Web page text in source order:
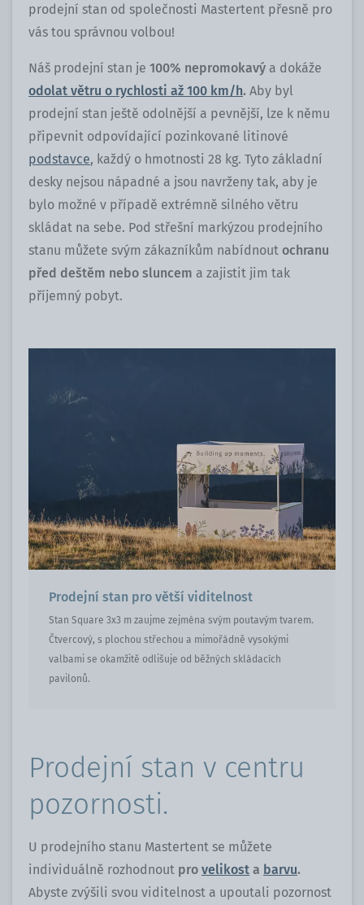
prodejní stan od společnosti Mastertent přesně pro
vás tou správnou volbou!
Náš prodejní stan je 100% nepromokavý a dokáže
odolat větru o rychlosti až 100 km/h. Aby byl
prodejní stan ještě odolnější a pevnější, lze k němu
připevnit odpovídající pozinkované litinové
podstavce, každý o hmotnosti 28 kg. Tyto základní
desky nejsou nápadné a jsou navrženy tak, aby je
bylo možné v případě extrémně silného větru
skládat na sebe. Pod střešní markýzou prodejního
stanu můžete svým zákazníkům nabídnout ochranu
před deštěm nebo sluncem a zajistit jim tak
příjemný pobyt.
Prodejní stan pro větší viditelnost
Stan Square 3x3 m zaujme zejména svým poutavým tvarem.
Čtvercový, s plochou střechou a mimořádně vysokými
valbami se okamžitě odlišuje od běžných skládacích
pavilonů.
Prodejní stan v centru
pozornosti.
U prodejního stanu Mastertent se můžete
individuálně rozhodnout pro velikost a barvu.
Abyste zvýšili svou viditelnost a upoutali pozornost